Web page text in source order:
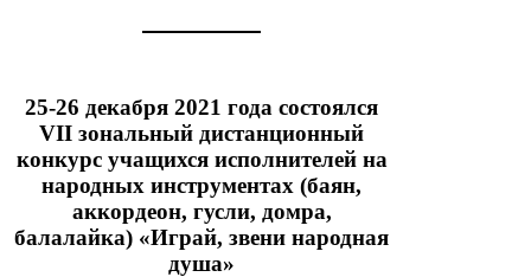
25-26 декабря 2021 года состоялся
VII зональный дистанционный
конкурс учащихся исполнителей на
народных инструментах (баян,
аккордеон, гусли, домра,
балалайка) «Играй, звени народная
душа»